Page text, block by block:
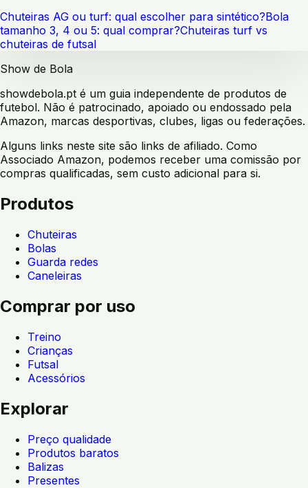
Chuteiras AG ou turf: qual escolher para sintético?Bola
tamanho 3, 4 ou 5: qual comprar?Chuteiras turf vs
chuteiras de futsal
Show de Bola
showdebola.pt é um guia independente de produtos de
futebol. Não é patrocinado, apoiado ou endossado pela
Amazon, marcas desportivas, clubes, ligas ou federações.
Alguns links neste site são links de afiliado. Como
Associado Amazon, podemos receber uma comissão por
compras qualificadas, sem custo adicional para si.
Produtos
Chuteiras
Bolas
Guarda redes
Caneleiras
Comprar por uso
Treino
Crianças
Futsal
Acessórios
Explorar
Preço qualidade
Produtos baratos
Balizas
Presentes